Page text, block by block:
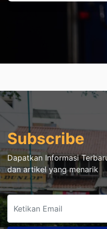
Subscribe
Dapatkan Informasi
dan artikel yang menarik